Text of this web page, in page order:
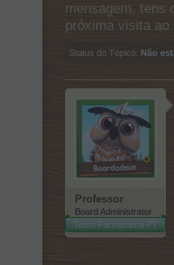
mensagem, tens
próxima visita ao
Status do Tópico: Não
Professor
Board Administrator
Team Farmerama PT